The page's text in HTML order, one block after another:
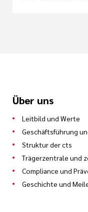
Über uns
Leitbild und Werte
Geschäftsführung
Struktur der cts
Trägerzentrale und
Compliance und
Geschichte und